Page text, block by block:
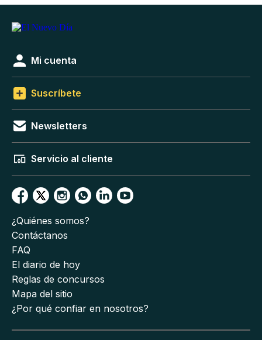
Mi cuenta
Suscríbete
Newsletters
Servicio al cliente
¿Quiénes somos?
Contáctanos
FAQ
El diario de hoy
Reglas de concursos
Mapa del sitio
¿Por qué confiar en nosotros?